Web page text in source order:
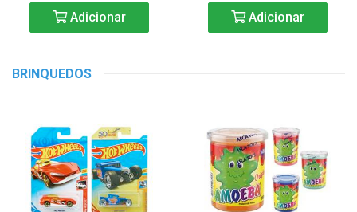
Adicionar Adicionar
BRINQUEDOS